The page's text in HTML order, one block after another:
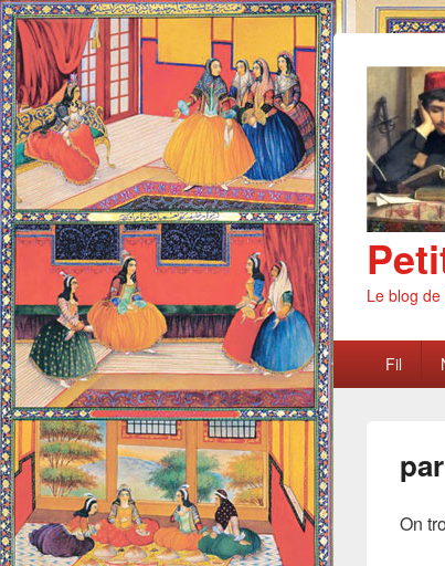
Le blog
principal
Fil
On